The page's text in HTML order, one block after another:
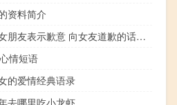
资料简介
怎么向女朋友表示歉意 向女友道歉的话很真诚
情短语
的爱情经典语录